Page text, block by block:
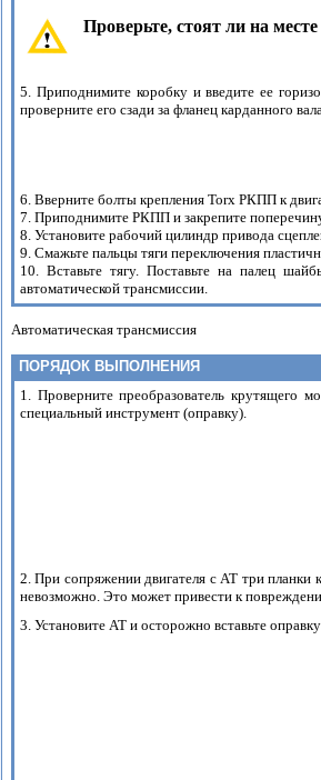
Проверьте, стоят ли на
5. Приподнимите коробку и введите ее
проверните его сзади за фланец карданного
6. Вверните болты крепления Torx РКПП к
7. Приподнимите РКПП и закрепите
8. Установите рабочий цилиндр привода
9. Смажьте пальцы тяги переключения
10. Вставьте тягу. Поставьте на палец
автоматической трансмиссии.
Автоматическая трансмиссия
ПОРЯДОК ВЫПОЛНЕНИЯ
1. Проверните преобразователь крутящего
специальный инструмент (оправку).
2. При сопряжении двигателя с АТ три планки
невозможно. Это может привести к
3. Установите АТ и осторожно вставьте